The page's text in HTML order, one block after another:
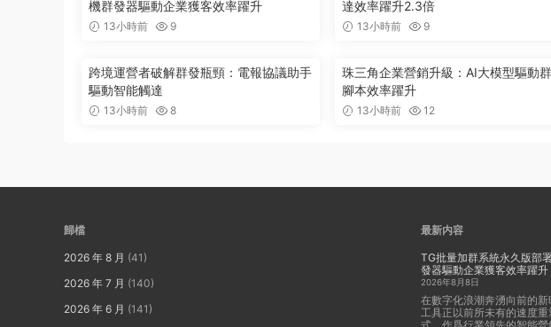
機群發器驅動企業獲客效率躍升
13小時前 9
達效率躍升2.3倍
13小時前 9
跨境運營者破解群發瓶頸：電報協議助手
驅動智能觸達
13小時前 8
珠三角企業營銷升級：AI大模型驅動
腳本效率躍升
13小時前 12
歸檔
2026 年 8 月 (41)
2026 年 7 月 (140)
2026 年 6 月 (141)
最新内容
TG批量加群系統永久版部
發器驅動企業獲客效率躍升
2026年8月8日
在數字化浪潮奔湧向前的
工具正以前所未有的速度